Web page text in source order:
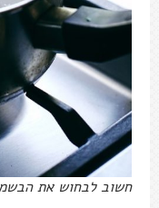
חשוב לבחוש את